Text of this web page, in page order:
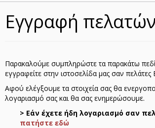
Εγγραφή
Παρακαλούμε συμπληρώστε τα παρακάτω
εγγραφείτε στην ιστοσελίδα μας σαν πελάτες
Αφού ελέγξουμε τα στοιχεία σας θα
λογαριασμό σας και θα σας ενημερώσουμε.
> Εάν έχετε ήδη λογαριασμό σαν
πατήστε εδώ